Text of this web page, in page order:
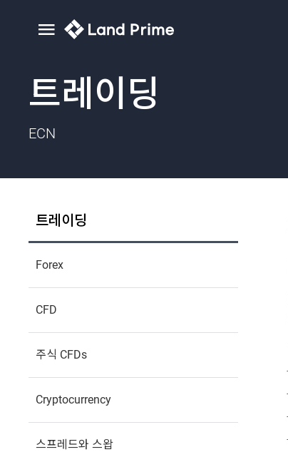
트레이딩
ECN
트레이딩
Forex
CFD
주식 CFDs
Cryptocurrency
스프레드와 스왑